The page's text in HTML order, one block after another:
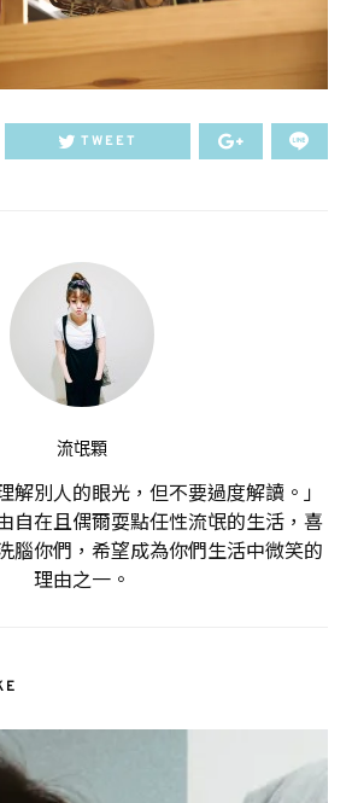
TWEET
流氓顆
解別人的眼光，但不要過度解讀。」
自在且偶爾耍點任性流氓的生活，喜
腦你們，希望成為你們生活中微笑的
理由之一。